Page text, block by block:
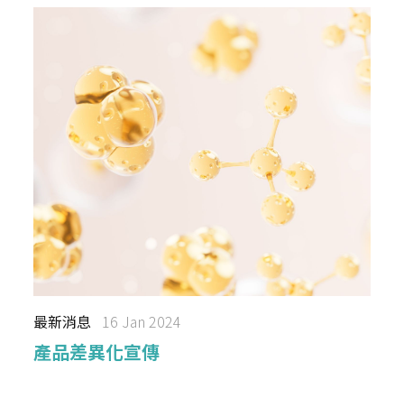
最新消息 16 Jan 2024
產品差異化宣傳